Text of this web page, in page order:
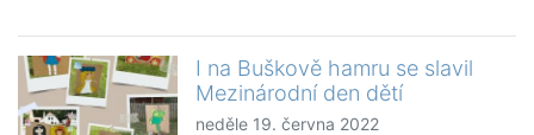
I na Buškově hamru se slavil
Mezinárodní den dětí
neděle 19. června 2022